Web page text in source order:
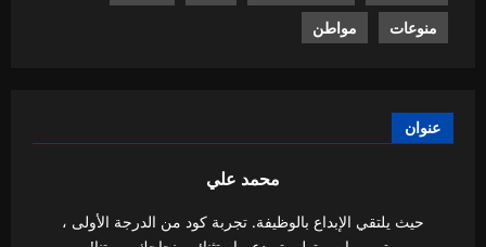
منوعات مواطن
عنوان
محمد علي
حيث يلتقي الإبداع بالوظيفة. تجربة كود من الدرجة الأولى ،